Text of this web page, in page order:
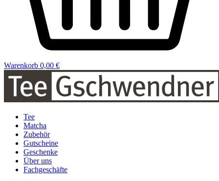
Warenkorb 0,00 €
Tee
Matcha
Zubehör
Gutscheine
Geschenke
Über uns
Fachgeschäfte